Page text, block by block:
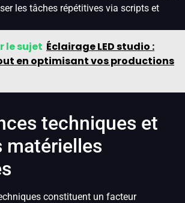
les tâches répétitives via scripts et
le sujet Éclairage LED studio :
en optimisant vos productions
techniques et
matérielles
constituent un facteur